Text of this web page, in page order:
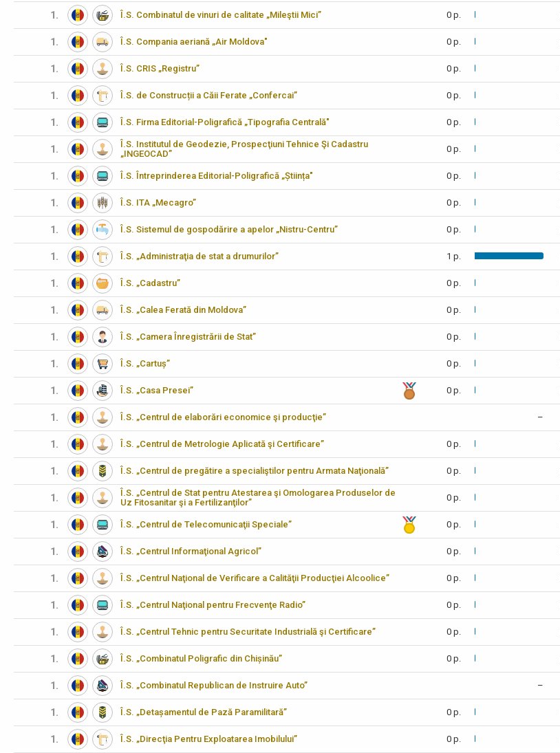
1. Î.S. Combinatul de vinuri de calitate „Mileştii Mici” 0 p.
1. Î.S. Compania aeriană „Air Moldova" 0 p.
1. Î.S. CRIS „Registru” 0 p.
1. Î.S. de Construcții a Căii Ferate „Confercai” 0 p.
1. Î.S. Firma Editorial-Poligrafică „Tipografia Centrală" 0 p.
1.
Î.S. Institutul de Geodezie, Prospecţiuni Tehnice Şi Cadastru
„INGEOCAD”
0 p.
1. Î.S. Întreprinderea Editorial-Poligrafică „Știința" 0 p.
1. Î.S. ITA „Mecagro” 0 p.
1. Î.S. Sistemul de gospodărire a apelor „Nistru-Centru” 0 p.
1. Î.S. „Administraţia de stat a drumurilor” 1 p.
1. Î.S. „Cadastru” 0 p.
1. Î.S. „Calea Ferată din Moldova” 0 p.
1. Î.S. „Camera Înregistrării de Stat” 0 p.
1. Î.S. „Cartuș” 0 p.
1. Î.S. „Casa Presei” 0 p.
1. Î.S. „Centrul de elaborări economice şi producţie” –
1. Î.S. „Centrul de Metrologie Aplicată şi Certificare” 0 p.
1. Î.S. „Centrul de pregătire a specialiştilor pentru Armata Naţională” 0 p.
1.
Î.S. „Centrul de Stat pentru Atestarea şi Omologarea Produselor de
Uz Fitosanitar şi a Fertilizanţilor”
0 p.
1. Î.S. „Centrul de Telecomunicaţii Speciale” 0 p.
1. Î.S. „Centrul Informaţional Agricol” 0 p.
1. Î.S. „Centrul Naţional de Verificare a Calităţii Producţiei Alcoolice” 0 p.
1. Î.S. „Centrul Naţional pentru Frecvenţe Radio” 0 p.
1. Î.S. „Centrul Tehnic pentru Securitate Industrială şi Certificare” 0 p.
1. Î.S. „Combinatul Poligrafic din Chișinău” 0 p.
1. Î.S. „Combinatul Republican de Instruire Auto” –
1. Î.S. „Detașamentul de Pază Paramilitară” 0 p.
1. Î.S. „Direcţia Pentru Exploatarea Imobilului” 0 p.